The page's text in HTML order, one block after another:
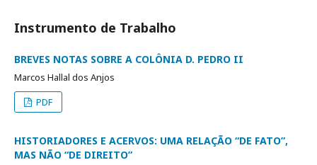
Instrumento de Trabalho
BREVES NOTAS SOBRE A COLÔNIA D. PEDRO II
Marcos Hallal dos Anjos
PDF
HISTORIADORES E ACERVOS: UMA RELAÇÃO “DE FATO”,
MAS NÃO “DE DIREITO”